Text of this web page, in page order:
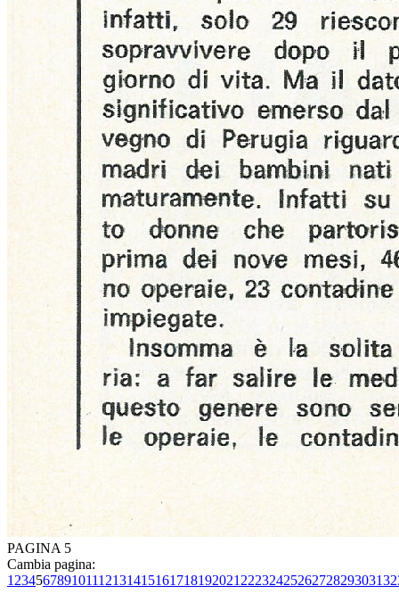
PAGINA 5
Cambia pagina:
1 23456789101112131415161718192021 2223242526272829303132